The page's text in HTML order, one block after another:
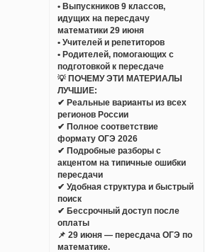
• Выпускников 9 классов,
идущих на пересдачу
математики 29 июня
• Учителей и репетиторов
• Родителей, помогающих с
подготовкой к пересдаче
💡 ПОЧЕМУ ЭТИ МАТЕРИАЛЫ
ЛУЧШИЕ:
✔ Реальные варианты из всех
регионов России
✔ Полное соответствие
формату ОГЭ 2026
✔ Подробные разборы с
акцентом на типичные ошибки
пересдачи
✔ Удобная структура и быстрый
поиск
✔ Бессрочный доступ после
оплаты
📌 29 июня — пересдача ОГЭ по
математике.